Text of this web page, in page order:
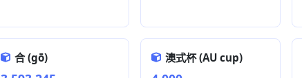
合 (gō) 澳式杯 (AU cup)